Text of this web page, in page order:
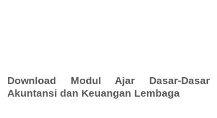
Download Modul Ajar Dasar-Dasar
Akuntansi dan Keuangan Lembaga